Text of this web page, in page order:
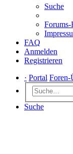
Suche
Forums-
FAQ
Anmelden
Registrieren
· Portal Foren-
Suche